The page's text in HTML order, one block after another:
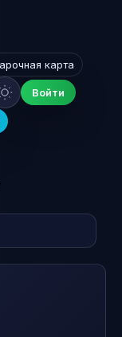
карта
Войти